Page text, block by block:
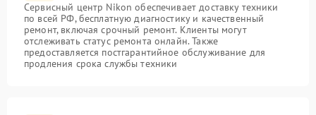
Сервисный центр Nikon обеспечивает доставку техники
по всей РФ, бесплатную диагностику и качественный
ремонт, включая срочный ремонт. Клиенты могут
отслеживать статус ремонта онлайн. Также
предоставляется постгарантийное обслуживание для
продления срока службы техники